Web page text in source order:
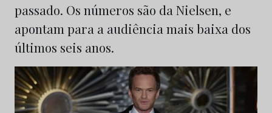
passado. Os números são da Nielsen, e
apontam para a audiência mais baixa dos
últimos seis anos.